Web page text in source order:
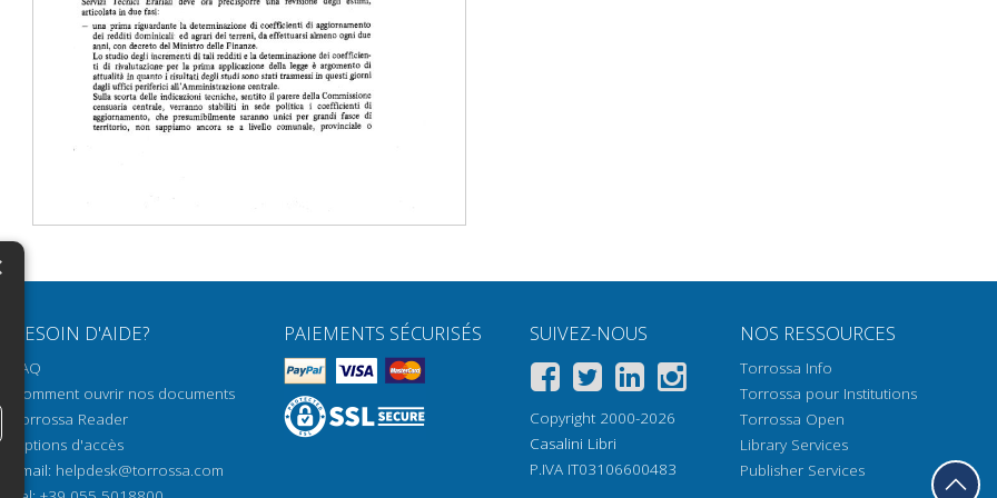
BESOIN D'AIDE?
FAQ
Comment ouvrir nos documents
Torrossa Reader
Options d'accès
Email: helpdesk@torrossa.com
PAIEMENTS SÉCURISÉS SUIVEZ-NOUS
Copyright 2000-2026
Casalini Libri
P.IVA IT03106600483
NOS RESSOURCES
Torrossa Info
Torrossa pour Institutions
Torrossa Open
Library Services
Publisher Services